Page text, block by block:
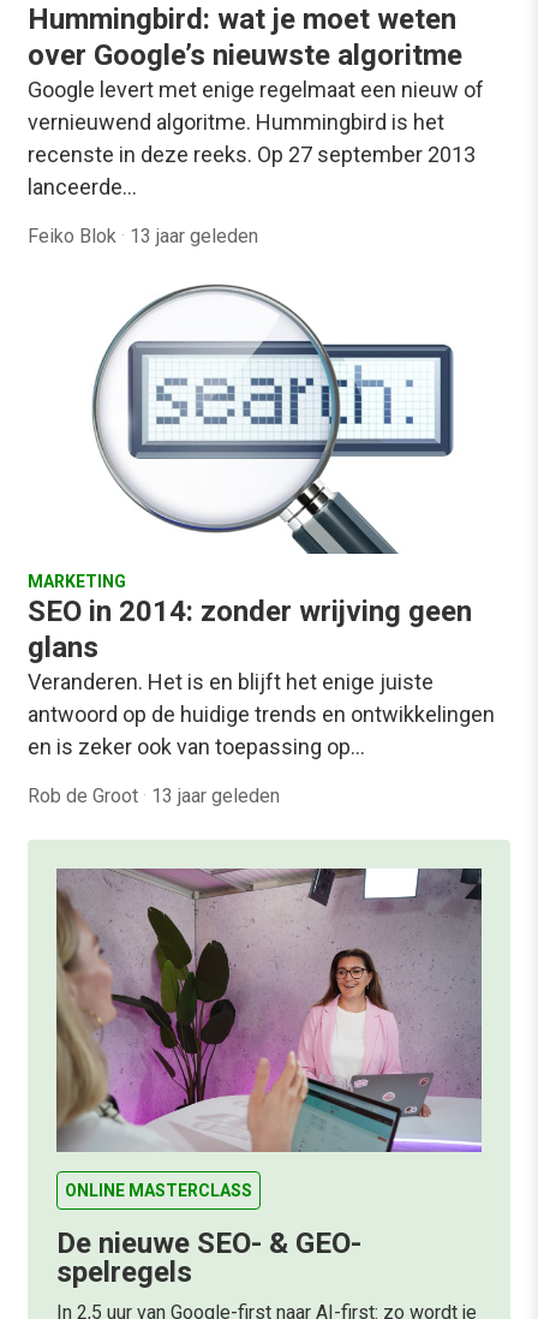
Hummingbird: wat je moet weten
over Google’s nieuwste algoritme
Google levert met enige regelmaat een nieuw of
vernieuwend algoritme. Hummingbird is het
recenste in deze reeks. Op 27 september 2013
lanceerde…
Feiko Blok · 13 jaar geleden
MARKETING
SEO in 2014: zonder wrijving geen
glans
Veranderen. Het is en blijft het enige juiste
antwoord op de huidige trends en ontwikkelingen
en is zeker ook van toepassing op…
Rob de Groot · 13 jaar geleden
ONLINE MASTERCLASS
De nieuwe SEO- & GEO-
spelregels
In 2,5 uur van Google-first naar AI-first: zo wordt je